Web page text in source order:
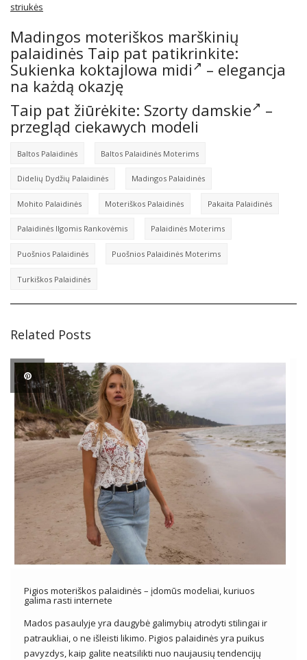
striukės
Madingos moteriškos marškinių
palaidinės Taip pat patikrinkite:
Sukienka koktajlowa midi
– elegancja
na każdą okazję
Taip pat žiūrėkite: Szorty damskie
–
przegląd ciekawych modeli
Baltos Palaidinės Baltos Palaidinės Moterims
Didelių Dydžių Palaidinės Madingos Palaidinės
Mohito Palaidinės Moteriškos Palaidinės Pakaita Palaidinės
Palaidinės Ilgomis Rankovėmis Palaidinės Moterims
Puošnios Palaidinės Puošnios Palaidinės Moterims
Turkiškos Palaidinės
Related Posts
Pigios moteriškos palaidinės – įdomūs modeliai, kuriuos
galima rasti internete
Mados pasaulyje yra daugybė galimybių atrodyti stilingai ir
patraukliai, o ne išleisti likimo. Pigios palaidinės yra puikus
pavyzdys, kaip galite neatsilikti nuo naujausių tendencijų